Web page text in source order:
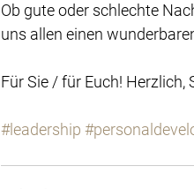
Ob gute oder schlechte
uns allen einen
Für Sie / für Euch!
#leadership